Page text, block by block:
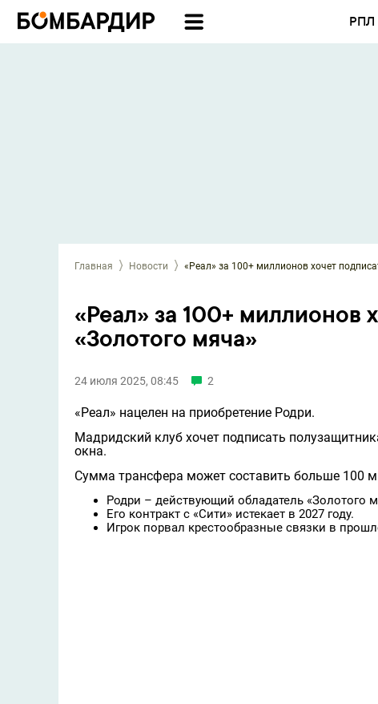
РПЛ
Главная Новости «Реал» за 100+ миллионов хочет
«Реал» за 100+ миллионов
«Золотого мяча»
24 июля 2025, 08:45 2
«Реал» нацелен на приобретение Родри.
Мадридский клуб хочет подписать
окна.
Сумма трансфера может составить больше 100
Родри – действующий обладатель «Золотого
Его контракт с «Сити» истекает в 2027 году.
Игрок порвал крестообразные связки в